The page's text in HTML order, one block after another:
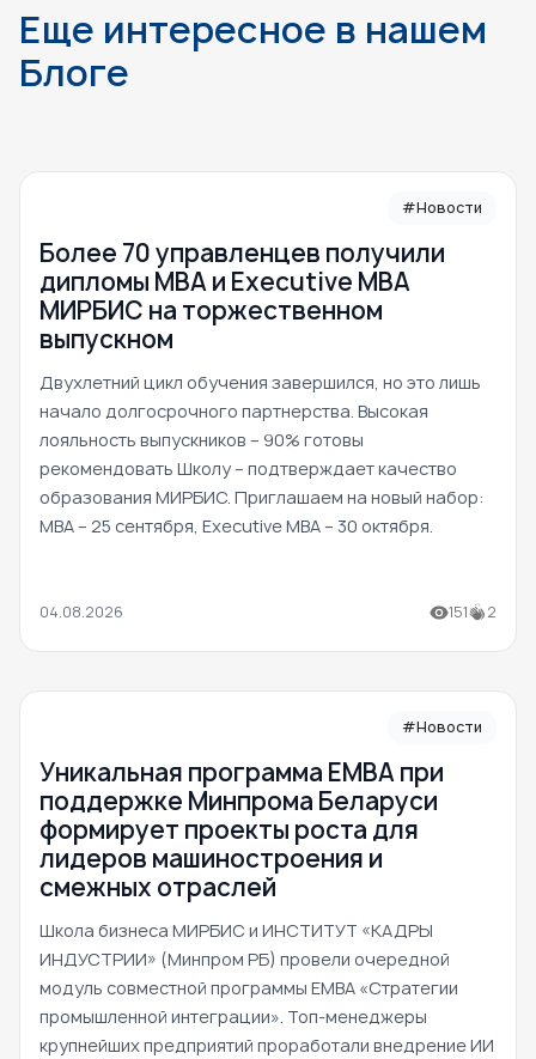
Еще интересное в нашем
Блоге
#Новости
Более 70 управленцев получили
дипломы MBA и Executive MBA
МИРБИС на торжественном
выпускном
Двухлетний цикл обучения завершился, но это лишь
начало долгосрочного партнерства. Высокая
лояльность выпускников – 90% готовы
рекомендовать Школу – подтверждает качество
образования МИРБИС. Приглашаем на новый набор:
MBA – 25 сентября, Executive MBA – 30 октября.
04.08.2026 151 2
#Новости
Уникальная программа ЕМВА при
поддержке Минпрома Беларуси
формирует проекты роста для
лидеров машиностроения и
смежных отраслей
Школа бизнеса МИРБИС и ИНСТИТУТ «КАДРЫ
ИНДУСТРИИ» (Минпром РБ) провели очередной
модуль совместной программы EMBA «Стратегии
промышленной интеграции». Топ-менеджеры
крупнейших предприятий проработали внедрение ИИ